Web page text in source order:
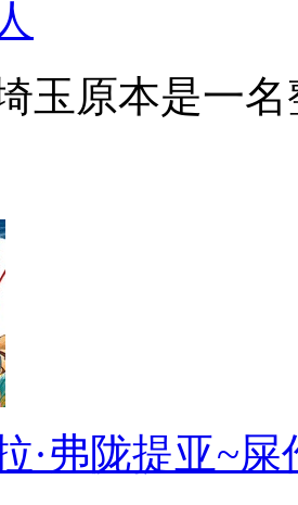
玉原本是一名
·弗陇提亚~